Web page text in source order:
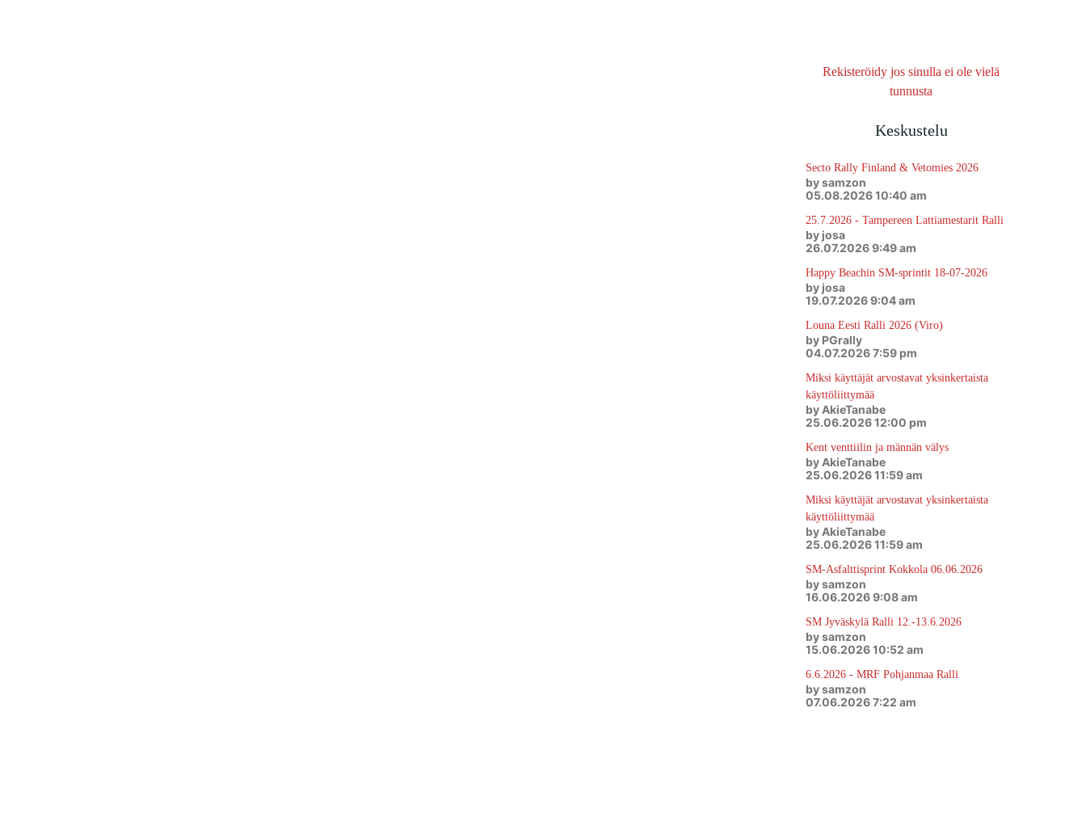
Rekisteröidy jos sinulla ei ole vielä
tunnusta
Keskustelu
Secto Rally Finland & Vetomies 2026
by samzon
05.08.2026 10:40 am
25.7.2026 - Tampereen Lattiamestarit Ralli
by josa
26.07.2026 9:49 am
Happy Beachin SM-sprintit 18-07-2026
by josa
19.07.2026 9:04 am
Louna Eesti Ralli 2026 (Viro)
by PGrally
04.07.2026 7:59 pm
Miksi käyttäjät arvostavat yksinkertaista
käyttöliittymää
by AkieTanabe
25.06.2026 12:00 pm
Kent venttiilin ja männän välys
by AkieTanabe
25.06.2026 11:59 am
Miksi käyttäjät arvostavat yksinkertaista
käyttöliittymää
by AkieTanabe
25.06.2026 11:59 am
SM-Asfalttisprint Kokkola 06.06.2026
by samzon
16.06.2026 9:08 am
SM Jyväskylä Ralli 12.-13.6.2026
by samzon
15.06.2026 10:52 am
6.6.2026 - MRF Pohjanmaa Ralli
by samzon
07.06.2026 7:22 am